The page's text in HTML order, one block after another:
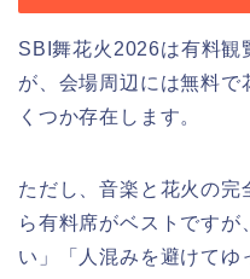
SBI舞花火2026は有料観
が、会場周辺には無料で
くつか存在します。
ただし、音楽と花火の完
ら有料席がベストですが
い」「人混みを避けてゆ